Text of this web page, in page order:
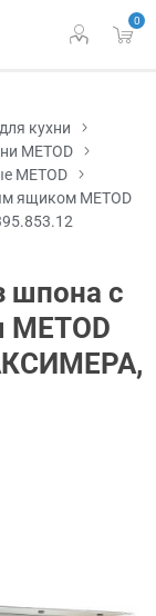
0
кухни
METOD
METOD
ящиком METOD
шпона с